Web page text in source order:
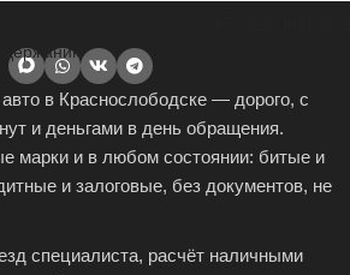
в Краснослободске — дорого, с
и деньгами в день обращения.
марки и в любом состоянии: битые и
и залоговые, без документов, не
специалиста, расчёт наличными